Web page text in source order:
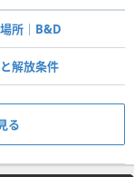
所｜B&D
解放条件
る